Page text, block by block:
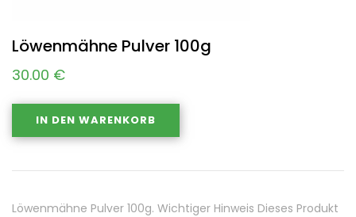
Löwenmähne Pulver 100g
30.00 €
IN DEN WARENKORB
Löwenmähne Pulver 100g. Wichtiger Hinweis Dieses Produkt